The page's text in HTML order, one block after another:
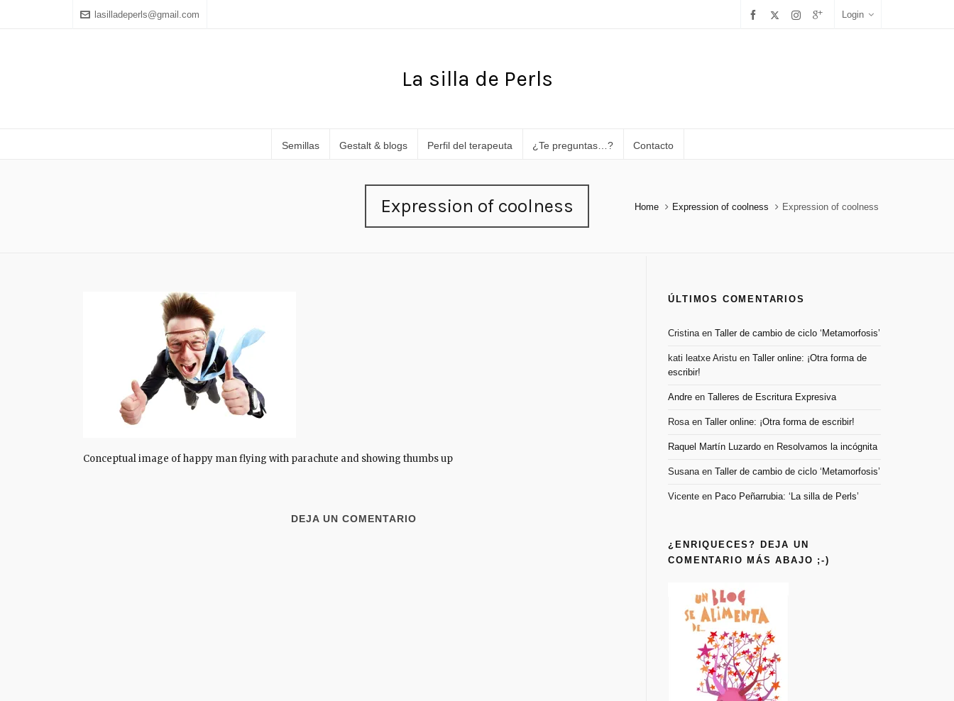
lasilladeperls@gmail.com Login
La silla de Perls
Semillas Gestalt & blogs Perfil del terapeuta ¿Te preguntas…? Contacto
Expression of coolness Home Expression of coolness Expression of coolness
Conceptual image of happy man flying with parachute and showing thumbs up
DEJA UN COMENTARIO
ÚLTIMOS COMENTARIOS
CristinaenTaller de cambio de ciclo ‘Metamorfosis’
kati leatxe Aristu enTaller online: ¡Otra forma de
escribir!
Andre enTalleres de Escritura Expresiva
RosaenTaller online: ¡Otra forma de escribir!
Raquel Martín Luzardo en Resolvamos la incógnita
SusanaenTaller de cambio de ciclo ‘Metamorfosis’
Vicente en Paco Peñarrubia: ‘La silla de Perls’
¿ENRIQUECES? DEJA UN
COMENTARIO MÁS ABAJO ;-)